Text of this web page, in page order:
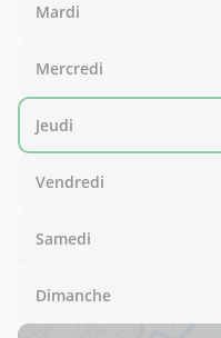
Mardi
Mercredi
Jeudi
Vendredi
Samedi
Dimanche